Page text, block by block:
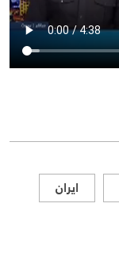
ايران